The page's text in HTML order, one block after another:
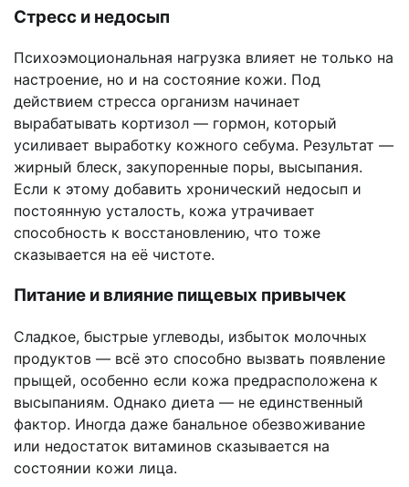
Стресс и недосып
Психоэмоциональная нагрузка влияет не только на
настроение, но и на состояние кожи. Под
действием стресса организм начинает
вырабатывать кортизол — гормон, который
усиливает выработку кожного себума. Результат —
жирный блеск, закупоренные поры, высыпания.
Если к этому добавить хронический недосып и
постоянную усталость, кожа утрачивает
способность к восстановлению, что тоже
сказывается на её чистоте.
Питание и влияние пищевых привычек
Сладкое, быстрые углеводы, избыток молочных
продуктов — всё это способно вызвать появление
прыщей, особенно если кожа предрасположена к
высыпаниям. Однако диета — не единственный
фактор. Иногда даже банальное обезвоживание
или недостаток витаминов сказывается на
состоянии кожи лица.